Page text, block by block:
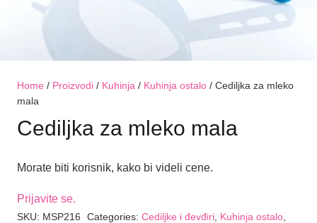
Home / Proizvodi / Kuhinja / Kuhinja ostalo / Cediljka za mleko
mala
Cediljka za mleko mala
Morate biti korisnik, kako bi videli cene.
Prijavite se.
SKU: MSP216 Categories: Cediljke i đevđiri, Kuhinja ostalo,